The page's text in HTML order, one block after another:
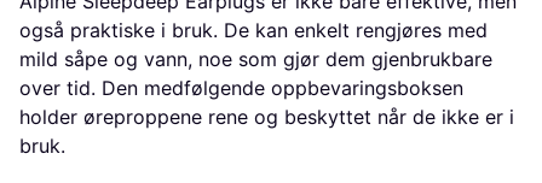
også praktiske i bruk. De kan enkelt rengjøres med
mild såpe og vann, noe som gjør dem gjenbrukbare
over tid. Den medfølgende oppbevaringsboksen
holder øreproppene rene og beskyttet når de ikke er i
bruk.